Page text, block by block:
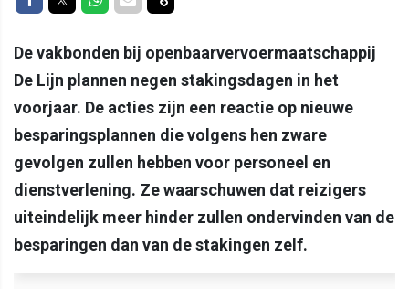
De vakbonden bij openbaarvervoermaatschappij
De Lijn plannen negen stakingsdagen in het
voorjaar. De acties zijn een reactie op nieuwe
besparingsplannen die volgens hen zware
gevolgen zullen hebben voor personeel en
dienstverlening. Ze waarschuwen dat reizigers
uiteindelijk meer hinder zullen ondervinden van de
besparingen dan van de stakingen zelf.